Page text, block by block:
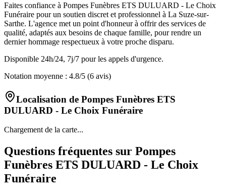
Faites confiance à Pompes Funèbres ETS DULUARD - Le Choix
Funéraire pour un soutien discret et professionnel à La Suze-sur-
Sarthe. L'agence met un point d'honneur à offrir des services de
qualité, adaptés aux besoins de chaque famille, pour rendre un
dernier hommage respectueux à votre proche disparu.
Disponible 24h/24, 7j/7 pour les appels d'urgence.
Notation moyenne : 4.8/5 (6 avis)
Localisation de Pompes Funèbres ETS
DULUARD - Le Choix Funéraire
Chargement de la carte...
Questions fréquentes sur Pompes
Funèbres ETS DULUARD - Le Choix
Funéraire